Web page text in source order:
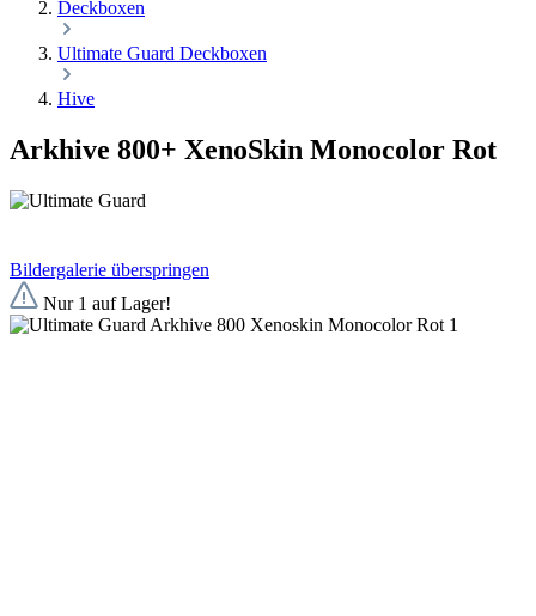
Deckboxen
Ultimate Guard Deckboxen
Hive
Arkhive 800+ XenoSkin Monocolor Rot
Bildergalerie überspringen
Nur 1 auf Lager!